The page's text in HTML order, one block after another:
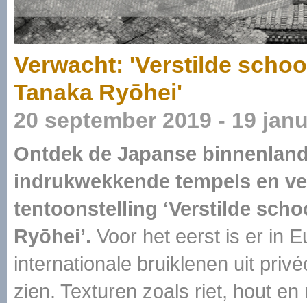
Verwacht: 'Verstilde
Tanaka Ryōhei'
20 september 2019 - 19
Ontdek de Japanse
indrukwekkende tempels en
tentoonstelling ‘Verstilde
Ryōhei’. Voor het eerst is er in
internationale bruiklenen uit
zien. Texturen zoals riet, hout